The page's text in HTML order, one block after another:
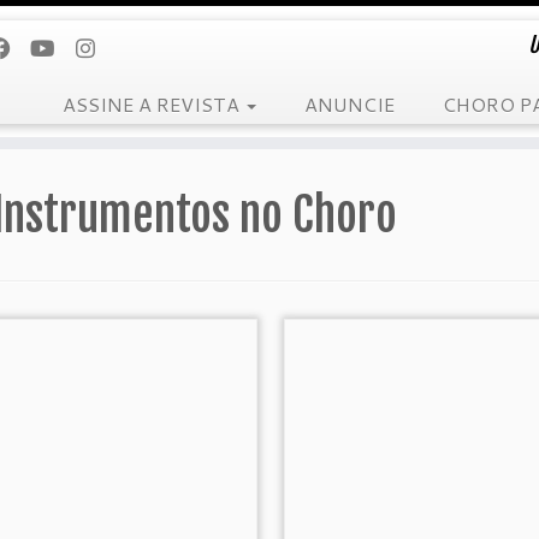
ASSINE A REVISTA ANUNCIE CHORO
Instrumentos no Choro